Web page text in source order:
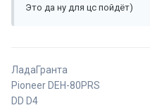
Это да ну для цс пойдёт)
ЛадаГранта
Pioneer DEH-80PRS
DD D4